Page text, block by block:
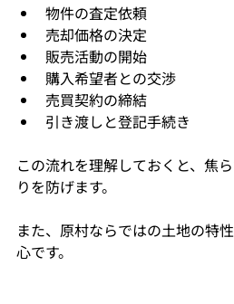
物件の査定依頼
売却価格の決定
販売活動の開始
購入希望者との交渉
売買契約の締結
引き渡しと登記手続き
この流れを理解しておくと、焦
りを防げます。
また、原村ならではの土地の特
心です。